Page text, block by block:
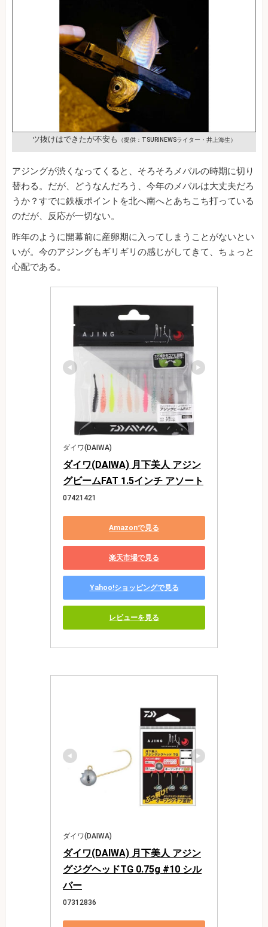
ツ抜けはできたが不安も （提供：TSURINEWSライター・井上海生）
アジングが渋くなってくると、そろそろメバルの時期に切り
替わる。だが、どうなんだろう、今年のメバルは大丈夫だろ
うか？すでに鉄板ポイントを北へ南へとあちこち打っている
のだが、反応が一切ない。
昨年のように開幕前に産卵期に入ってしまうことがないとい
いが。今のアジングもギリギリの感じがしてきて、ちょっと
心配である。
ダイワ(DAIWA)
ダイワ(DAIWA) 月下美人 アジン
グビームFAT 1.5インチ アソート
07421421
Amazonで見る
楽天市場で見る
Yahoo!ショッピングで見る
レビューを見る
ダイワ(DAIWA)
ダイワ(DAIWA) 月下美人 アジン
グジグヘッドTG 0.75g #10 シル
バー
07312836